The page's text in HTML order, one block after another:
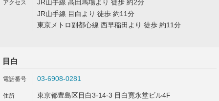
JR山手線 高田馬場より 徒歩 約2分
JR山手線 目白より 徒歩 約11分
東京メトロ副都心線 西早稲田より 徒歩 約11分
目白
03-6908-0281
東京都豊島区目白3-14-3 目白寛永堂ビル4F